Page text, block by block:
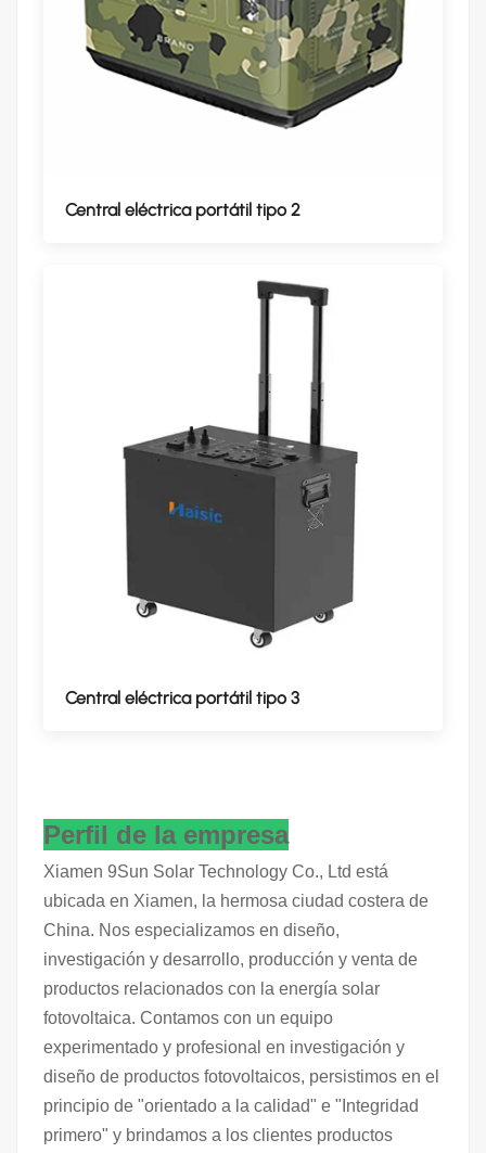
Central eléctrica portátil tipo 2
Central eléctrica portátil tipo 3
Perfil de la empresa
Xiamen 9Sun Solar Technology Co., Ltd está
ubicada en Xiamen, la hermosa ciudad costera de
China. Nos especializamos en diseño,
investigación y desarrollo, producción y venta de
productos relacionados con la energía solar
fotovoltaica. Contamos con un equipo
experimentado y profesional en investigación y
diseño de productos fotovoltaicos, persistimos en el
principio de "orientado a la calidad" e "Integridad
primero" y brindamos a los clientes productos